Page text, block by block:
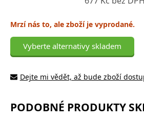
Mrzí nás to, ale zboží je vyprodané.
Vyberte alternativy skladem
Dejte mi vědět, až bude zboží
PODOBNÉ PRODUKTY